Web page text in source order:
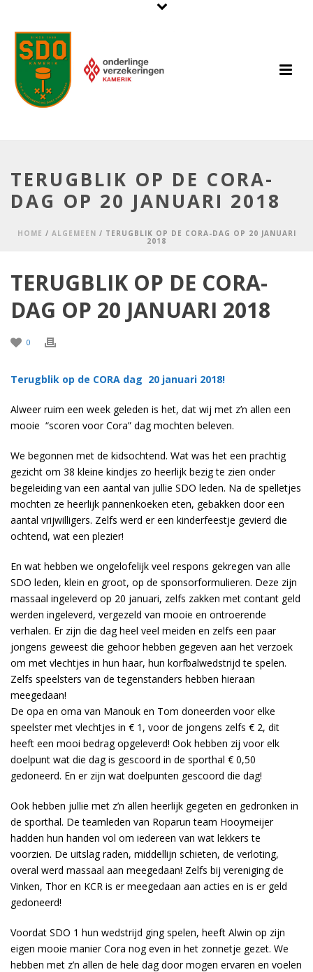
TERUGBLIK OP DE CORA-
DAG OP 20 JANUARI 2018
HOME / ALGEMEEN / TERUGBLIK OP DE CORA-DAG OP 20 JANUARI
2018
TERUGBLIK OP DE CORA-
DAG OP 20 JANUARI 2018
0
Terugblik op de CORA dag 20 januari 2018!
Alweer ruim een week geleden is het, dat wij met z’n allen een
mooie “scoren voor Cora” dag mochten beleven.
We begonnen met de kidsochtend. Wat was het een prachtig
gezicht om 38 kleine kindjes zo heerlijk bezig te zien onder
begeleiding van een aantal van jullie SDO leden. Na de spelletjes
mochten ze heerlijk pannenkoeken eten, gebakken door een
aantal vrijwilligers. Zelfs werd er een kinderfeestje gevierd die
ochtend, wat een plezier!
En wat hebben we ongelofelijk veel respons gekregen van alle
SDO leden, klein en groot, op de sponsorformulieren. Deze zijn
massaal ingeleverd op 20 januari, zelfs zakken met contant geld
werden ingeleverd, vergezeld van mooie en ontroerende
verhalen. Er zijn die dag heel veel meiden en zelfs een paar
jongens geweest die gehoor hebben gegeven aan het verzoek
om met vlechtjes in hun haar, hun korfbalwedstrijd te spelen.
Zelfs speelsters van de tegenstanders hebben hieraan
meegedaan!
De opa en oma van Manouk en Tom doneerden voor elke
speelster met vlechtjes in € 1, voor de jongens zelfs € 2, dit
heeft een mooi bedrag opgeleverd! Ook hebben zij voor elk
doelpunt wat die dag is gescoord in de sporthal € 0,50
gedoneerd. En er zijn wat doelpunten gescoord die dag!
Ook hebben jullie met z’n allen heerlijk gegeten en gedronken in
de sporthal. De teamleden van Roparun team Hooymeijer
hadden hun handen vol om iedereen van wat lekkers te
voorzien. De uitslag raden, middellijn schieten, de verloting,
overal werd massaal aan meegedaan! Zelfs bij vereniging de
Vinken, Thor en KCR is er meegedaan aan acties en is er geld
gedoneerd!
Voordat SDO 1 hun wedstrijd ging spelen, heeft Alwin op zijn
eigen mooie manier Cora nog even in het zonnetje gezet. We
hebben met z’n allen de hele dag door mogen ervaren en voelen